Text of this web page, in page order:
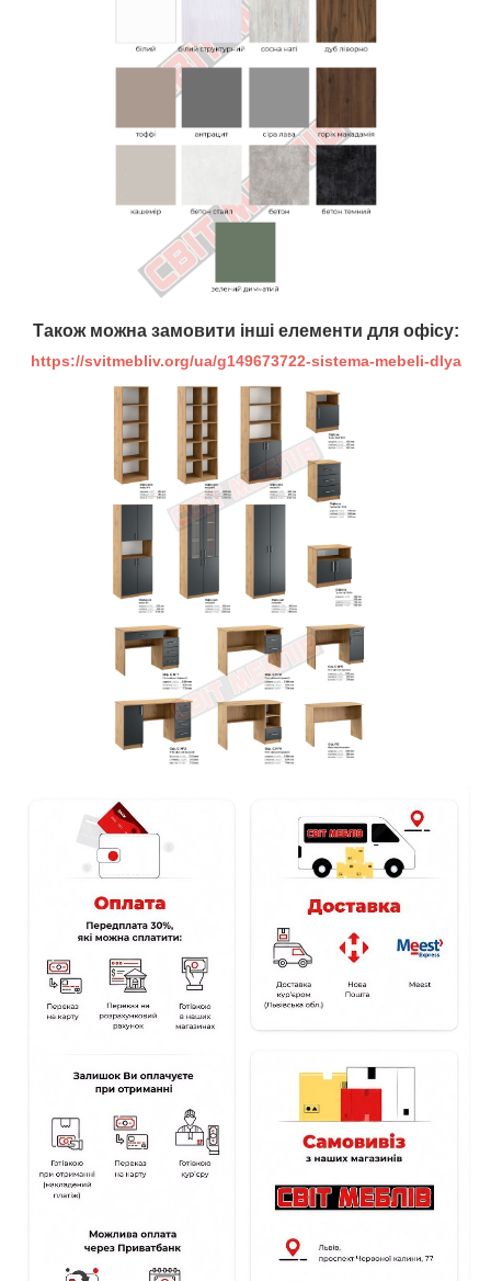
Також можна замовити інші елементи для офісу:
https://svitmebliv.org/ua/g149673722-sistema-mebeli-dlya